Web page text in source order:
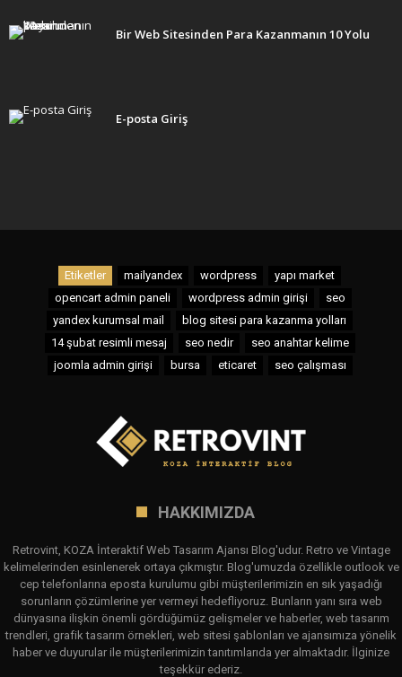
Bir Web Sitesinden Para Kazanmanın 10 Yolu
E-posta Giriş
Etiketler mailyandex wordpress
yapı market
opencart admin paneli
wordpress admin girişi
seo
yandex kurumsal mail
blog sitesi para kazanma yolları
14 şubat resimli mesaj
seo nedir
seo anahtar kelime
joomla admin girişi
bursa eticaret seo çalışması
HAKKIMIZDA
Retrovint, KOZA İnteraktif Web Tasarım Ajansı Blog'udur. Retro ve Vintage
kelimelerinden esinlenerek ortaya çıkmıştır. Blog'umuzda özellikle outlook ve
cep telefonlarına eposta kurulumu gibi müşterilerimizin en sık yaşadığı
sorunların çözümlerine yer vermeyi hedefliyoruz. Bunların yanı sıra web
dünyasına ilişkin önemli gördüğümüz gelişmeler ve haberler, web tasarım
trendleri, grafik tasarım örnekleri, web sitesi şablonları ve ajansımıza yönelik
haber ve duyurular ile müşterilerimizin tanıtımlarıda yer almaktadır. İlginize
teşekkür ederiz.